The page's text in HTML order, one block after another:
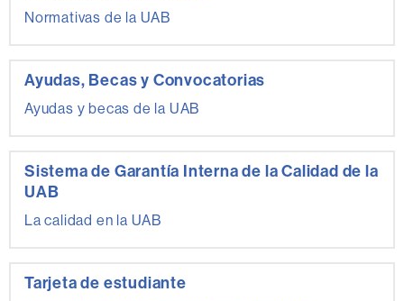
Normativas de la UAB
Ayudas, Becas y Convocatorias
Ayudas y becas de la UAB
Sistema de Garantía Interna de la Calidad de la
UAB
La calidad en la UAB
Tarjeta de estudiante